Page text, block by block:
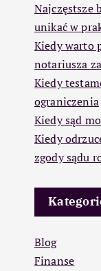
Najczęstsze
unikać w
Kiedy warto
notariusza
Kiedy
ograniczenia
Kiedy sąd
Kiedy
zgody sądu
Blog
Finanse